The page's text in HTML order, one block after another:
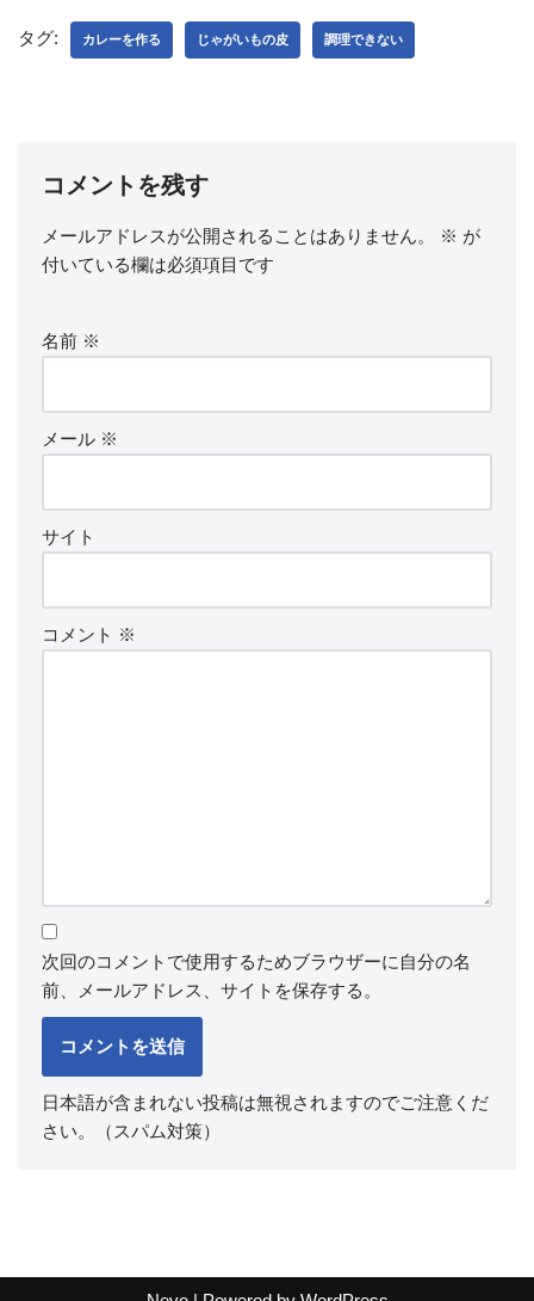
e
k
er
タグ: カレーを作る じゃがいもの皮 調理できない
コメントを残す
メールアドレスが公開されることはありません。 ※ が
付いている欄は必須項目です
名前 ※
メール ※
サイト
コメント ※
次回のコメントで使用するためブラウザーに自分の名
前、メールアドレス、サイトを保存する。
日本語が含まれない投稿は無視されますのでご注意くだ
さい。（スパム対策）